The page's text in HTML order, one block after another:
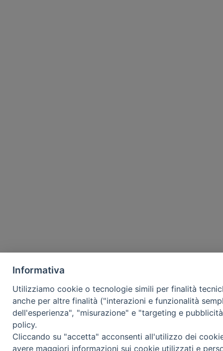
Informativa
Utilizziamo cookie o tecnologie simili per finalità
anche per altre finalità ("interazioni e funzionalità
dell'esperienza", "misurazione" e "targeting e
policy.
Cliccando su "accetta" acconsenti all'utilizzo dei
avere maggiori informazioni sui cookie utilizzati e